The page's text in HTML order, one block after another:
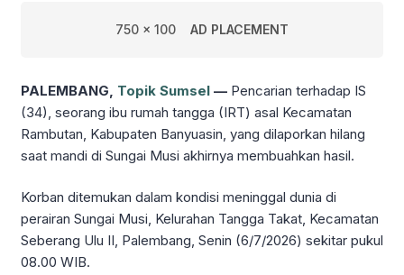
750 x 100 AD PLACEMENT
PALEMBANG, Topik Sumsel — Pencarian terhadap IS
(34), seorang ibu rumah tangga (IRT) asal Kecamatan
Rambutan, Kabupaten Banyuasin, yang dilaporkan hilang
saat mandi di Sungai Musi akhirnya membuahkan hasil.
Korban ditemukan dalam kondisi meninggal dunia di
perairan Sungai Musi, Kelurahan Tangga Takat, Kecamatan
Seberang Ulu II, Palembang, Senin (6/7/2026) sekitar pukul
08.00 WIB.